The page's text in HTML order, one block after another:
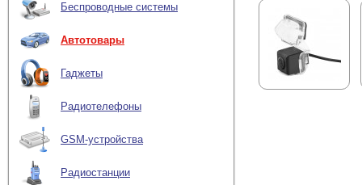
Беспроводные системы
Автотовары
Гаджеты
Радиотелефоны
GSM-устройства
Радиостанции